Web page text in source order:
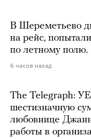
В Шереметьево
на рейс,
по летному
6 часов назад
The Telegraph:
шестизначную
любовнице
работы в